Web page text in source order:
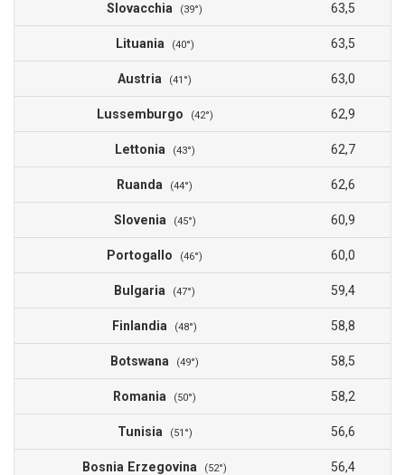
Slovacchia (39°) 63,5
Lituania (40°) 63,5
Austria (41°) 63,0
Lussemburgo (42°) 62,9
Lettonia (43°) 62,7
Ruanda (44°) 62,6
Slovenia (45°) 60,9
Portogallo (46°) 60,0
Bulgaria (47°) 59,4
Finlandia (48°) 58,8
Botswana (49°) 58,5
Romania (50°) 58,2
Tunisia (51°) 56,6
Bosnia Erzegovina (52°) 56,4